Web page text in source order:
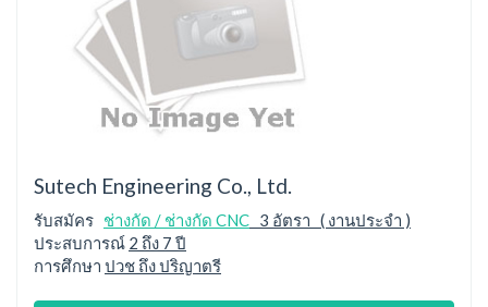
Sutech Engineering Co., Ltd.
รับสมัคร ช่างกัด / ช่างกัด CNC 3 อัตรา ( งานประจำ )
ประสบการณ์ 2 ถึง 7 ปี
การศึกษา ปวช ถึง ปริญาตรี